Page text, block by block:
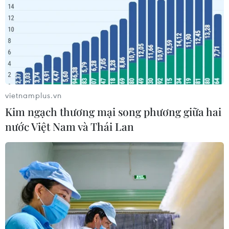
trước ở Hàn Quốc ​
04/08/2026 23:22
Đến năm 2030, Việt Nam làm chủ tối
thiểu 10 công nghệ lõi
04/08/2026 15:34
Việt Nam trong làn sóng AI toàn cầu
qua báo cáo của Nhóm Ngân hàng
Thế giới
04/08/2026 14:19
Ngành Trí tuệ Nhân tạo của Trung
Quốc vượt mốc 1.200 tỷ NDT trong
vietnamplus.vn
Kim ngạch thương mại song phương giữa hai
nước Việt Nam và Thái Lan